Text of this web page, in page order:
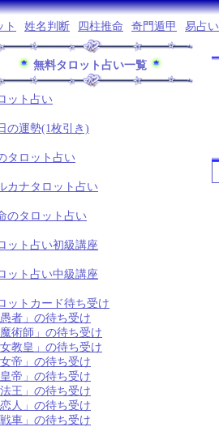
ト
姓名判断 四柱推命 奇門遁甲 易占い
無料タロット占い一覧
ット占い
の運勢(1枚引き)
タロット占い
カナタロット占い
のタロット占い
ット占い初級講座
ット占い中級講座
ットカード待ち受け
愚者」の待ち受け
魔術師」の待ち受け
女教皇」の待ち受け
女帝」の待ち受け
皇帝」の待ち受け
法王」の待ち受け
恋人」の待ち受け
戦車」の待ち受け